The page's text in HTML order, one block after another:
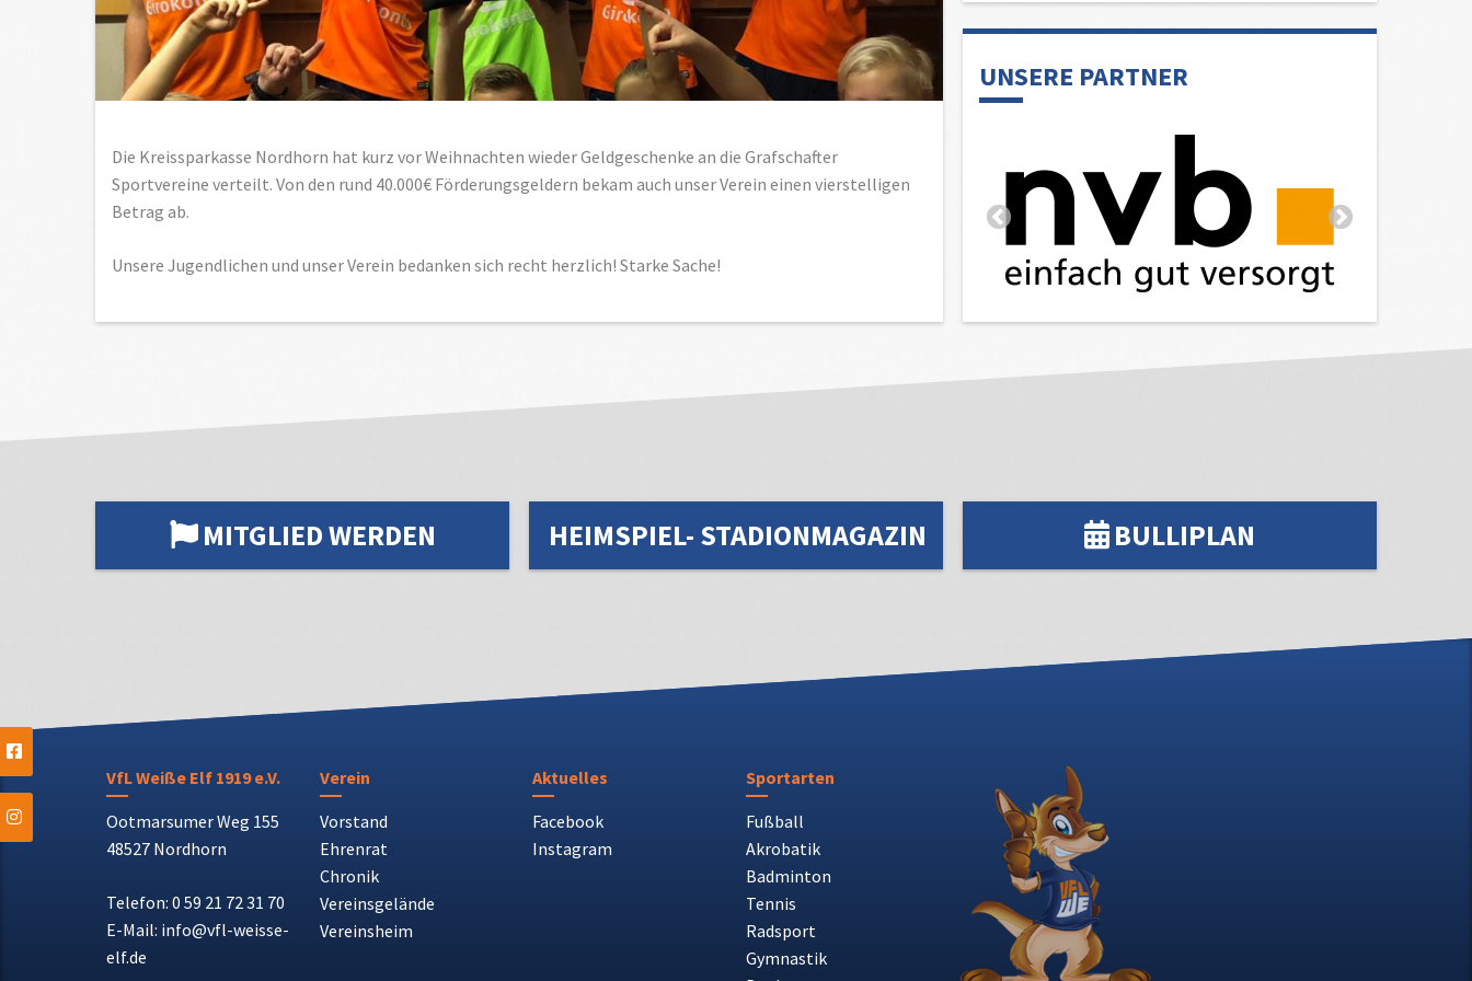
Die Kreissparkasse Nordhorn hat kurz vor Weihnachten wieder Geldgeschenke an die Grafschafter
Sportvereine verteilt. Von den rund 40.000€ Förderungsgeldern bekam auch unser Verein einen vierstelligen
Betrag ab.
Unsere Jugendlichen und unser Verein bedanken sich recht herzlich! Starke Sache!
UNSERE PARTNER
MITGLIED WERDEN HEIMSPIEL- STADIONMAGAZIN BULLIPLAN
VfL Weiße Elf 1919 e.V.
Ootmarsumer Weg 155
48527 Nordhorn
Telefon: 0 59 21 72 31 70
E-Mail: info@vfl-weisse-
elf.de
Verein
Vorstand
Ehrenrat
Chronik
Vereinsgelände
Vereinsheim
Aktuelles
Facebook
Instagram
Sportarten
Fußball
Akrobatik
Badminton
Tennis
Radsport
Gymnastik